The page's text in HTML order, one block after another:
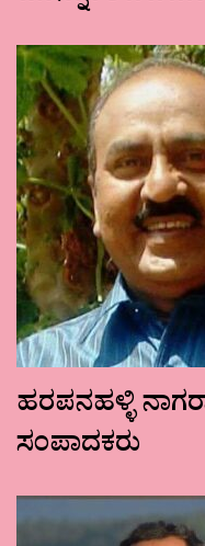
ಹರಪನಹಳ್ಳಿ
ಸಂಪಾದಕರು